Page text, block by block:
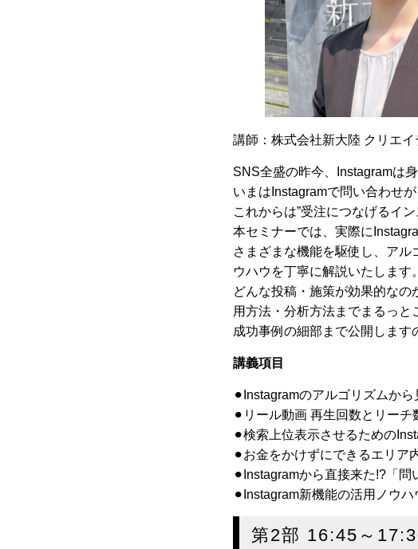
講師：株式会社新大陸 クリエ
SNS全盛の昨今、Instagramは
いまはInstagramで問い合わせが
これからは”受注につなげるイ
本セミナーでは、実際に
さまざまな機能を駆使し、ア
ウハウを丁寧に解説いたします。
どんな投稿・施策が効果的な
用方法・分析方法までまるっと
成功事例の細部まで公開します
講義項目
⚫︎Instagramのアルゴリズムか
⚫︎リール動画 再生回数とリー
⚫︎検索上位表示させるための
⚫︎お金をかけずにできるエリ
⚫︎Instagramから直接来た!?「
⚫︎Instagram新機能の活用ノウハ
第2部 16:45～